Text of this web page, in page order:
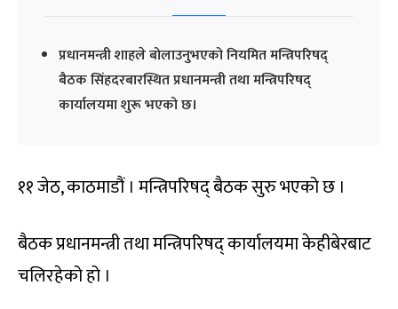
प्रधानमन्त्री शाहले बोलाउनुभएको नियमित मन्त्रिपरिषद्
बैठक सिंहदरबारस्थित प्रधानमन्त्री तथा मन्त्रिपरिषद्
कार्यालयमा शुरू भएको छ।
११ जेठ, काठमाडौं । मन्त्रिपरिषद् बैठक सुरु भएको छ ।
बैठक प्रधानमन्त्री तथा मन्त्रिपरिषद् कार्यालयमा केहीबेरबाट
चलिरहेको हो ।